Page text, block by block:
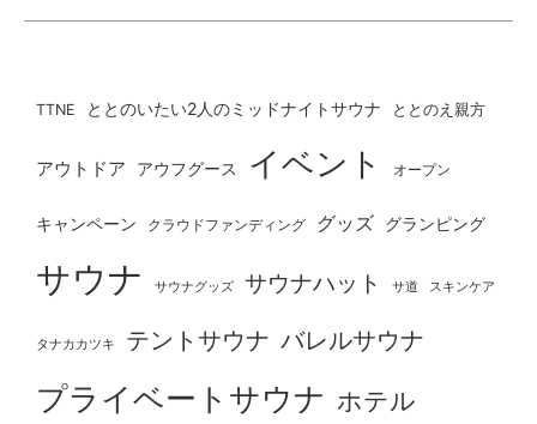
TTNE ととのいたい2人のミッドナイトサウナ ととのえ親方
アウトドア アウフグース イベント オープン
キャンペーン クラウドファンディング グッズ グランピング
サウナ サウナグッズ サウナハット サ道 スキンケア
タナカカツキ テントサウナ バレルサウナ
プライベートサウナ ホテル